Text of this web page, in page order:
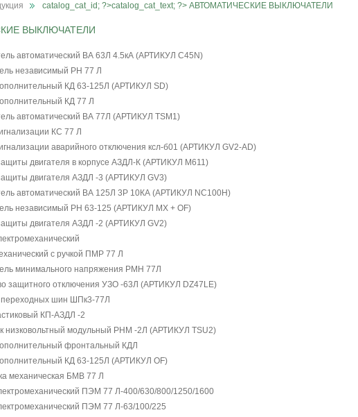
catalog_cat_id; ?>catalog_cat_text; ?> АВТОМАТИЧЕСКИЕ ВЫКЛЮЧАТЕЛИ
ВЫКЛЮЧАТЕЛИ
автоматический ВА 63Л 4.5кА (АРТИКУЛ C45N)
независимый РН 77 Л
КД 63-125Л (АРТИКУЛ SD)
КД 77 Л
автоматический ВА 77Л (АРТИКУЛ TSM1)
КС 77 Л
аварийного отключения ксл-б01 (АРТИКУЛ GV2-AD)
двигателя в корпусе АЗДЛ-К (АРТИКУЛ M611)
двигателя АЗДЛ -3 (АРТИКУЛ GV3)
автоматический ВА 125Л 3P 10КА (АРТИКУЛ NC100H)
независимый РН 63-125 (АРТИКУЛ MX + OF)
двигателя АЗДЛ -2 (АРТИКУЛ GV2)
с ручкой ПМР 77 Л
минимального напряжения РМН 77Л
защитного отключения УЗО -63Л (АРТИКУЛ DZ47LE)
переходных шин ШПк3-77Л
КП-АЗДЛ -2
низковольтный модульный РНМ -2Л (АРТИКУЛ TSU2)
фронтальный КДЛ
КД 63-125Л (АРТИКУЛ OF)
механическая БМВ 77 Л
ПЭМ 77 Л-400/630/800/1250/1600
ПЭМ 77 Л-63/100/225